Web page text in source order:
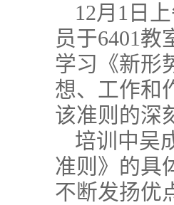
12月1日
员于6401
学习《新形
想、工作和
该准则的深
培训中吴
准则》的具
不断发扬优